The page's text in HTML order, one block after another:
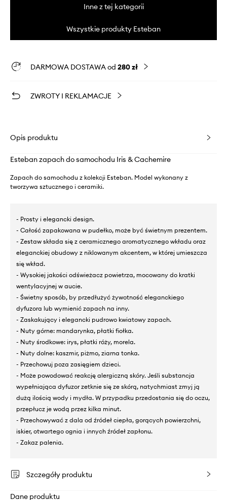
Inne z tej kategorii
Wszystkie produkty Esteban
DARMOWA DOSTAWA od 280 zł
ZWROTY I REKLAMACJE
Opis produktu
Esteban zapach do samochodu Iris & Cachemire
Zapach do samochodu z kolekcji Esteban. Model wykonany z
tworzywa sztucznego i ceramiki.
- Prosty i elegancki design.
- Całość zapakowana w pudełko, może być świetnym prezentem.
- Zestaw składa się z ceramicznego aromatycznego wkładu oraz
eleganckiej obudowy z niklowanym akcentem, w której umieszcza
się wkład.
- Wysokiej jakości odświeżacz powietrza, mocowany do kratki
wentylacyjnej w aucie.
- Świetny sposób, by przedłużyć żywotność eleganckiego
dyfuzora lub wymienić zapach na inny.
- Zaskakujący i elegancki pudrowo kwiatowy zapach.
- Nuty górne: mandarynka, płatki fiołka.
- Nuty środkowe: irys, płatki róży, morela.
- Nuty dolne: kaszmir, piżmo, ziarna tonka.
- Przechowuj poza zasięgiem dzieci.
- Może powodować reakcję alergiczną skóry. Jeśli substancja
wypełniająca dyfuzor zetknie się ze skórą, natychmiast zmyj ją
dużą ilością wody i mydła. W przypadku przedostania się do oczu,
przepłucz je wodą przez kilka minut.
- Przechowywać z dala od źródeł ciepła, gorących powierzchni,
iskier, otwartego ognia i innych źródeł zapłonu.
- Zakaz palenia.
Szczegóły produktu
Dane produktu